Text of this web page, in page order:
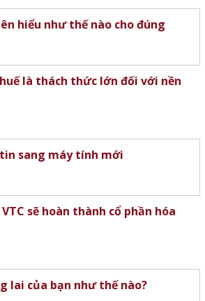
hiểu như thế nào cho đúng
là thách thức lớn đối với nền
sang máy tính mới
sẽ hoàn thành cổ phần hóa
lai của bạn như thế nào?